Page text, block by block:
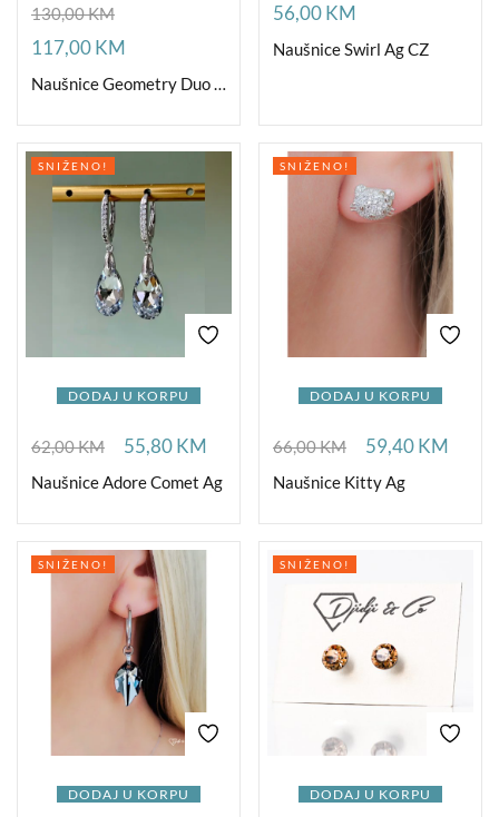
130,00KM
117,00KM
Naušnice Geometry Duo Crystal Gold
56,00KM
Naušnice Swirl Ag CZ
DODAJ U KORPU
SNIŽENO!
62,00KM 55,80KM
Naušnice Adore Comet Ag
DODAJ U KORPU
SNIŽENO!
66,00KM 59,40KM
Naušnice Kitty Ag
DODAJ U KORPU
SNIŽENO!
DODAJ U KORPU
SNIŽENO!